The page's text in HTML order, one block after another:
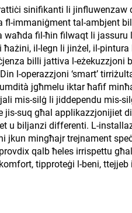
sinifikanti li
immaniġment tal-ambjent
fil-ħin filwaqt li
il-legn li jinżel, il-
billi jattiva l-eżekuzzjoni
operazzjoni ‘smart’
jgħmelu iktar ħafif
mis-silġ li jiddependu mis-
suq għal applikazzjonijiet
biljanzi differenti. L-
mingħajr trejnament
qalb ħeles irrispettu
tipproteġi l-beni,